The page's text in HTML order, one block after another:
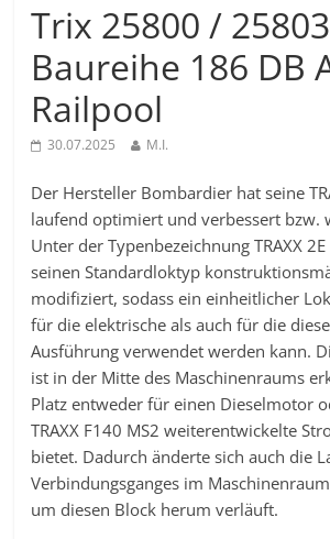
Trix 25800 /
Baureihe 186 DB
Railpool
30.07.2025 M.I.
Der Hersteller Bombardier hat seine
laufend optimiert und verbessert bzw.
Unter der Typenbezeichnung TRAXX
seinen Standardloktyp
modifiziert, sodass ein einheitlicher
für die elektrische als auch für die
Ausführung verwendet werden kann.
ist in der Mitte des Maschinenraums
Platz entweder für einen Dieselmotor
TRAXX F140 MS2 weiterentwickelte
bietet. Dadurch änderte sich auch die
Verbindungsganges im
um diesen Block herum verläuft.